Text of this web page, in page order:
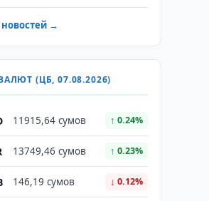
→
(ЦБ, 07.08.2026)
11915,64 сумов ↑ 0.24%
13749,46 сумов ↑ 0.23%
146,19 сумов ↓ 0.12%